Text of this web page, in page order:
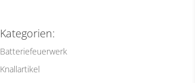
Kategorien:
Batteriefeuerwerk
Knallartikel